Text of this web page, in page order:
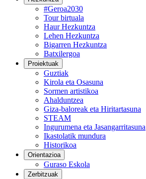
#Geroa2030
Tour birtuala
Haur Hezkuntza
Lehen Hezkuntza
Bigarren Hezkuntza
Batxilergoa
Proiektuak
Guztiak
Kirola eta Osasuna
Sormen artistikoa
Ahalduntzea
Giza-baloreak eta Hiritartasuna
STEAM
Ingurumena eta Jasangarritasuna
Ikastolatik mundura
Historikoa
Orientazioa
Guraso Eskola
Zerbitzuak